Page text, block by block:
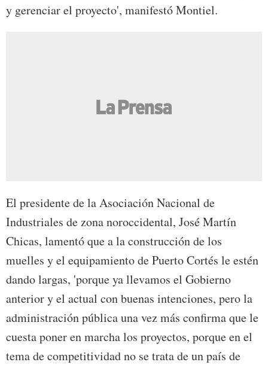
y gerenciar el proyecto', manifestó Montiel.
El presidente de la Asociación Nacional de
Industriales de zona noroccidental, José Martín
Chicas, lamentó que a la construcción de los
muelles y el equipamiento de Puerto Cortés le estén
dando largas, 'porque ya llevamos el Gobierno
anterior y el actual con buenas intenciones, pero la
administración pública una vez más confirma que le
cuesta poner en marcha los proyectos, porque en el
tema de competitividad no se trata de un país de